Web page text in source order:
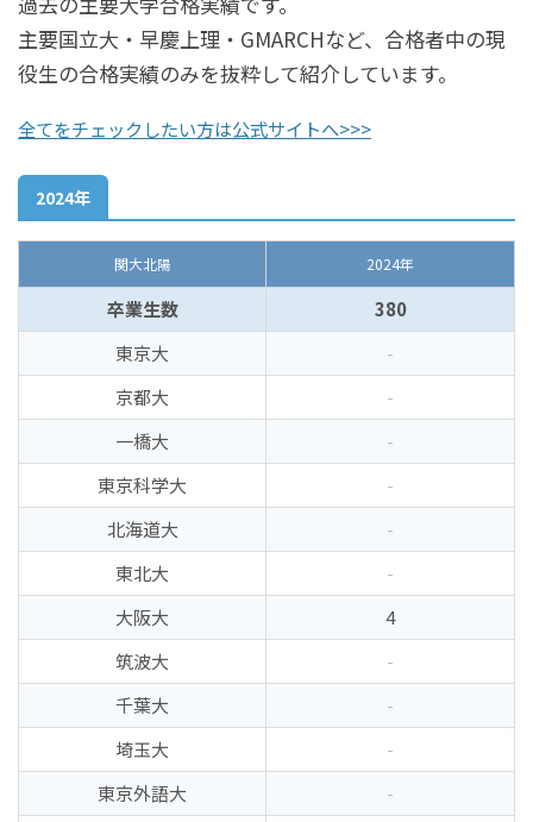
主要国立大・早慶上理・GMARCHなど、合格者中の現
役生の合格実績のみを抜粋して紹介しています。
全てをチェックしたい方は公式サイトへ>>>
2024年
関大北陽 2024年
卒業生数
380
東京大
-
京都大
-
一橋大
-
東京科学大
-
北海道大
-
東北大
-
大阪大
4
筑波大
-
千葉大
-
埼玉大
-
東京外語大
-